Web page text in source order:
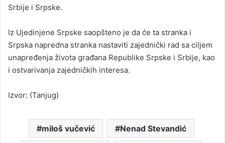
Srbije i Srpske.
Iz Ujedinjene Srpske saopšteno je da će ta stranka i
Srpska napredna stranka nastaviti zajednički rad sa ciljem
unapređenja života građana Republike Srpske i Srbije, kao
i ostvarivanja zajedničkih interesa.
Izvor: (Tanjug)
miloš vučević Nenad Stevandić